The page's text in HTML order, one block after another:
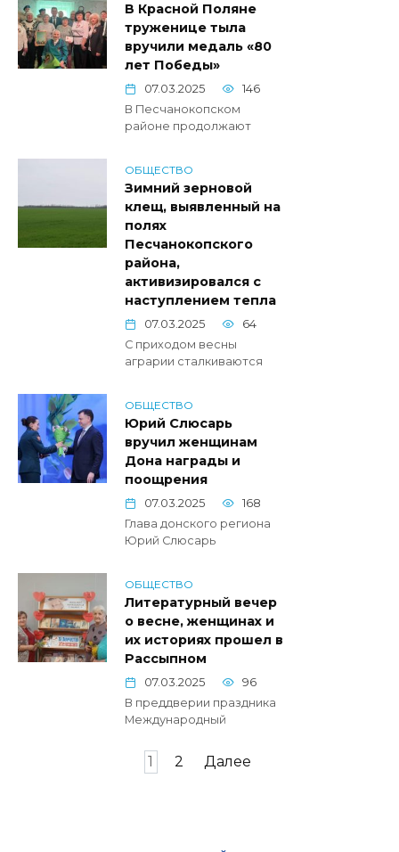
В Красной Поляне
труженице тыла
вручили медаль «80
лет Победы»
07.03.2025
146
В Песчанокопском
районе продолжают
ОБЩЕСТВО
Зимний зерновой
клещ, выявленный на
полях
Песчанокопского
района,
активизировался с
наступлением тепла
07.03.2025
64
С приходом весны
аграрии сталкиваются
ОБЩЕСТВО
Юрий Слюсарь
вручил женщинам
Дона награды и
поощрения
07.03.2025
168
Глава донского региона
Юрий Слюсарь
ОБЩЕСТВО
Литературный вечер
о весне, женщинах и
их историях прошел в
Рассыпном
07.03.2025
96
В преддверии праздника
Международный
1 2 Далее